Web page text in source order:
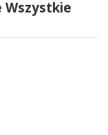
Wszystkie